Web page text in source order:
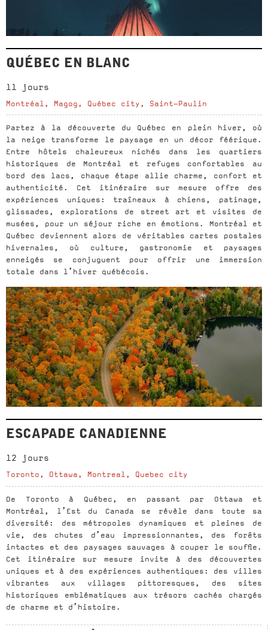
QUÉBEC EN BLANC
11 jours
Montréal, Magog, Québec city, Saint-Paulin
Partez à la découverte du Québec en plein hiver, où
la neige transforme le paysage en un décor féérique.
Entre hôtels chaleureux nichés dans les quartiers
historiques de Montréal et refuges confortables au
bord des lacs, chaque étape allie charme, confort et
authenticité. Cet itinéraire sur mesure offre des
expériences uniques: traîneaux à chiens, patinage,
glissades, explorations de street art et visites de
musées, pour un séjour riche en émotions. Montréal et
Québec deviennent alors de véritables cartes postales
hivernales, où culture, gastronomie et paysages
enneigés se conjuguent pour offrir une immersion
totale dans l’hiver québécois.
ESCAPADE CANADIENNE
12 jours
Toronto, Ottawa, Montreal, Quebec city
De Toronto à Québec, en passant par Ottawa et
Montréal, l’Est du Canada se révèle dans toute sa
diversité: des métropoles dynamiques et pleines de
vie, des chutes d’eau impressionnantes, des forêts
intactes et des paysages sauvages à couper le souffle.
Cet itinéraire sur mesure invite à des découvertes
uniques et à des expériences authentiques: des villes
vibrantes aux villages pittoresques, des sites
historiques emblématiques aux trésors cachés chargés
de charme et d’histoire.